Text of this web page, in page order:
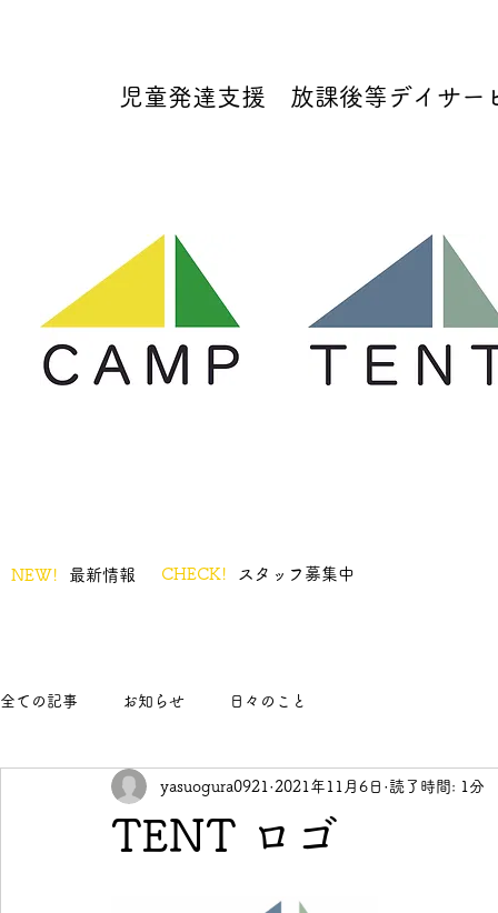
児童発達支援 放課後等デイサ
NEW! 最新情報 CHECK! スタッフ募集中
全ての記事 お知らせ 日々のこと
TENT ロゴ
yasuogura0921 2021年11月6日 読了時間: 1分